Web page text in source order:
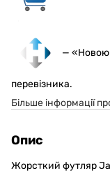
— «Новою
перевізника.
Більше інформації
Опис
Жорсткий футляр